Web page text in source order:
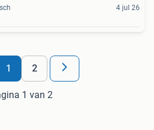
4 jul 26
1 2
1 van 2